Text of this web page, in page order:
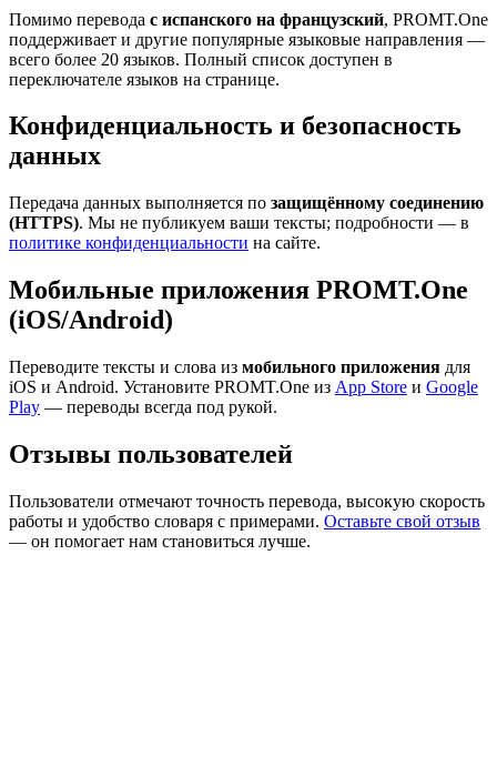
Помимо перевода с испанского на французский, PROMT.One
поддерживает и другие популярные языковые направления —
всего более 20 языков. Полный список доступен в
переключателе языков на странице.
Конфиденциальность и безопасность
данных
Передача данных выполняется по защищённому соединению
(HTTPS). Мы не публикуем ваши тексты; подробности — в
политике конфиденциальности на сайте.
Мобильные приложения PROMT.One
(iOS/Android)
Переводите тексты и слова из мобильного приложения для
iOS и Android. Установите PROMT.One из App Store и Google
Play — переводы всегда под рукой.
Отзывы пользователей
Пользователи отмечают точность перевода, высокую скорость
работы и удобство словаря с примерами. Оставьте свой отзыв
— он помогает нам становиться лучше.